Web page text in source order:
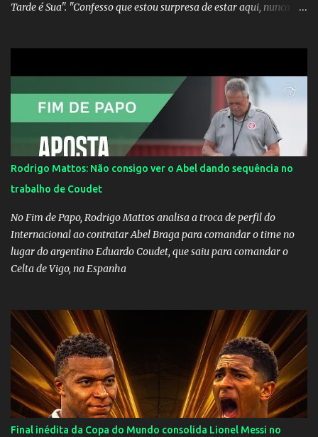
Tarde é Sua". "Confesso que estou surpresa de estar aqui, nunca
Huma Kimak. A influencer também contou que recebe diversos
ataques na internet desde a época em que foi contratada para
fazer a divulgação de uma live do Gusttavo Lima em Manaus,
capital do Amazonas. "Fui até o local onde seria o show, divulguei
e no dia seguinte foi feita a live que eu não pude ir, porque estava
me sentindo mal", explicou Huma. A notícia da separação de
Gusttavo Lima e Andressa Suita foi divulgada no dia 9 de outubro.
A relação chegou ao fim após cinco anos e houve rumores de uma
suposta traição do canto...
Rodrigo Mattos: Não consigo ver o Abel dando sequência no
trabalho de Coudet
No Fim de Papo, Rodrigo Mattos analisa a troca de perfil do
Internacional ao contratar Abel Braga para comandar o time no
lugar do argentino Eduardo Coudet, que saiu para comandar o
Celta de Vigo, na Espanha
Final inédita da Copa do Mundo consolida Lionel Messi no